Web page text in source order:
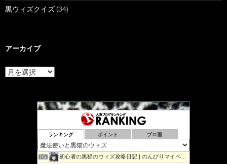
黒ウィズクイズ(34)
アーカイブ
ア
ー
ランキング ポイント ブロ画
1位 初心者の黒猫のウィズ攻略日記 | のんびりマイペースで攻略…